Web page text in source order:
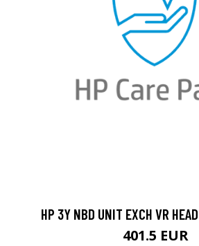
HP 3Y NBD UNIT EXCH VR
401.5 EUR